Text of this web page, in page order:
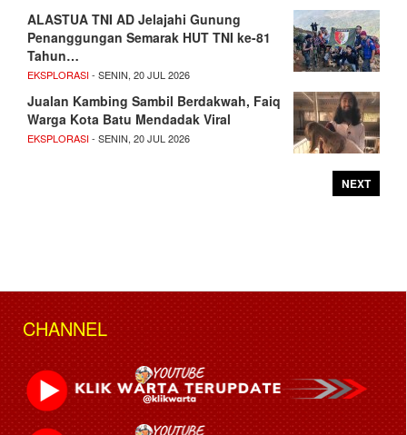
ALASTUA TNI AD Jelajahi Gunung
Penanggungan Semarak HUT TNI ke-81
Tahun…
EKSPLORASI- SENIN, 20 JUL 2026
Jualan Kambing Sambil Berdakwah, Faiq
Warga Kota Batu Mendadak Viral
EKSPLORASI- SENIN, 20 JUL 2026
NEXT
CHANNEL